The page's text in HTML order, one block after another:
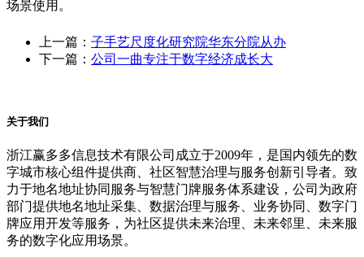
场景使用。
上一篇： 子手艺尺度化研究院华东分院从办
下一篇： 公司一曲专注于数字经济成长大
关于我们
浙江赢多多信息技术有限公司成立于2009年，是国内领先的数
字城市核心组件提供商、社区智慧治理与服务创新引导者。致
力于地名地址协同服务与智慧门牌服务体系建设，公司为政府
部门提供地名地址采集、数据治理与服务、业务协同、数字门
牌应用开发等服务，为社区提供未来治理、未来邻里、未来服
务的数字化应用场景。